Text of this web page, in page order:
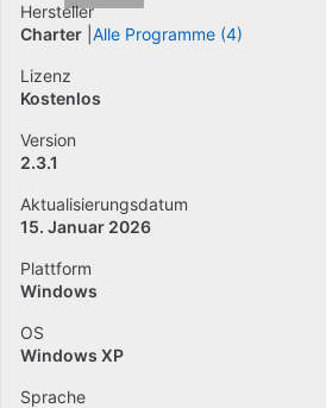
Hersteller
Charter Alle Programme (4)
Lizenz
Kostenlos
Version
2.3.1
Aktualisierungsdatum
15. Januar 2026
Plattform
Windows
OS
Windows XP
Sprache